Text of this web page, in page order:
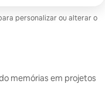
personalizar ou alterar o
memórias em projetos